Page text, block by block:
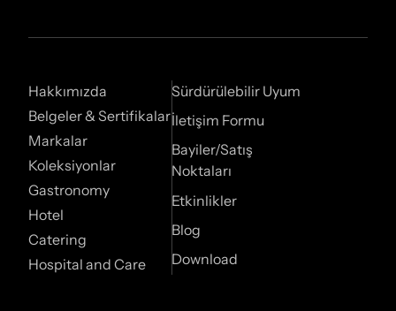
Hakkımızda
Belgeler & Sertifikalar
Markalar
Koleksiyonlar
Gastronomy
Hotel
Catering
Hospital and Care
Sürdürülebilir Uyum
İletişim Formu
Bayiler/Satış
Noktaları
Etkinlikler
Blog
Download